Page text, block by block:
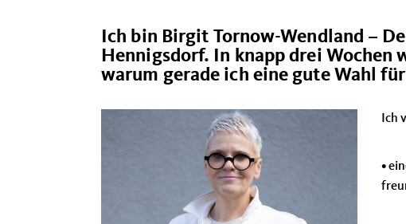
Ich bin Birgit Tornow-Wendland –
Hennigsdorf. In knapp drei
warum gerade ich eine gute Wahl
Ich
•